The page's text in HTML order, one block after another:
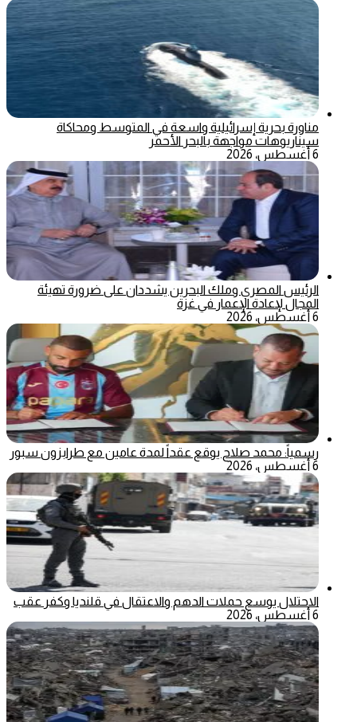
مناورة بحرية إسرائيلية واسعة في المتوسط ومحاكاة
سيناريوهات مواجهة بالبحر الأحمر
6 أغسطس، 2026
الرئيس المصري وملك البحرين يشددان على ضرورة تهيئة
المجال لإعادة الإعمار في غزة
6 أغسطس، 2026
رسمياً: محمد صلاح يوقع عقداً لمدة عامين مع طرابزون سبور
6 أغسطس، 2026
الاحتلال يوسع حملات الدهم والاعتقال في قلنديا وكفر عقب
6 أغسطس، 2026